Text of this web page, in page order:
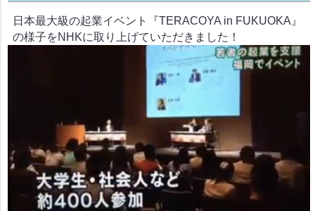
日本最大級の起業イベント『TERACOYA in FUKUOKA』
の様子をNHKに取り上げていただきました！